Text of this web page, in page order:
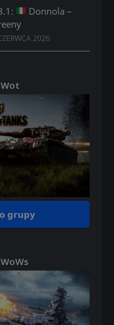
Donnola –
2026
grupy